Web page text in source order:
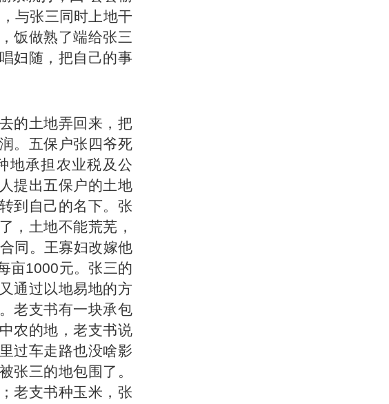
与张三同时上地干
饭做熟了端给张三
妇随，把自己的事
的土地弄回来，把
。五保户张四爷死
地承担农业税及公
提出五保户的土地
到自己的名下。张
，土地不能荒芜，
同。王寡妇改嫁他
亩1000元。张三的
通过以地易地的方
老支书有一块承包
农的地，老支书说
过车走路也没啥影
张三的地包围了。
老支书种玉米，张